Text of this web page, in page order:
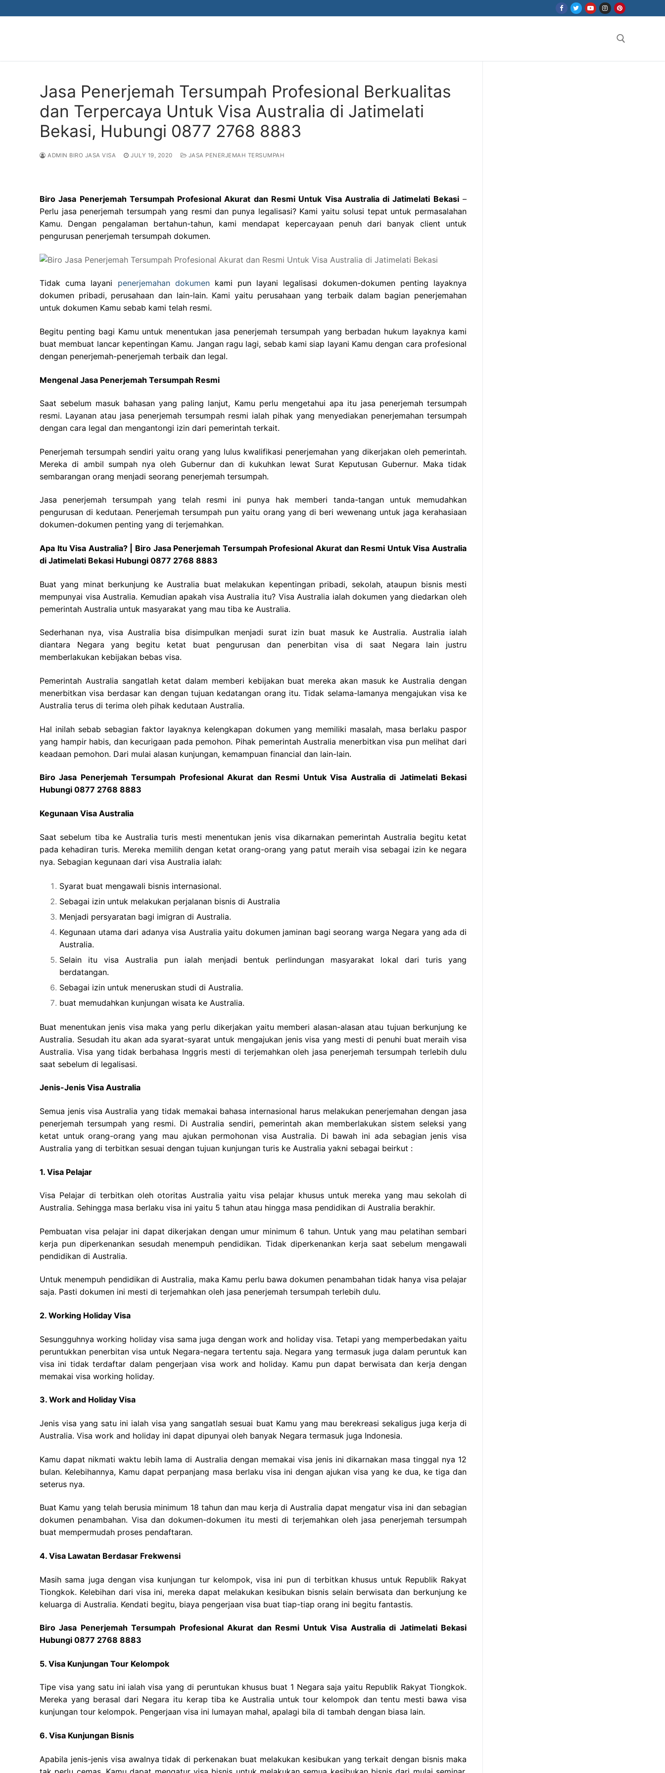
to
Jasa Penerjemah Tersumpah Profesional Berkualitas
dan Terpercaya Untuk Visa Australia di Jatimelati
Bekasi, Hubungi 0877 2768 8883
ADMIN BIRO JASA VISA JULY 19, 2020 JASA PENERJEMAH TERSUMPAH
Biro Jasa Penerjemah Tersumpah Profesional Akurat dan Resmi Untuk Visa Australia di Jatimelati Bekasi–
Perlu jasa penerjemah tersumpah yang resmi dan punya legalisasi? Kami yaitu solusi tepat untuk permasalahan
Kamu. Dengan pengalaman bertahun-tahun, kami mendapat kepercayaan penuh dari banyak client untuk
pengurusan penerjemah tersumpah dokumen.
Tidak cuma layani penerjemahan dokumenkami pun layani legalisasi dokumen-dokumen penting layaknya
dokumen pribadi, perusahaan dan lain-lain. Kami yaitu perusahaan yang terbaik dalam bagian penerjemahan
untuk dokumen Kamu sebab kami telah resmi.
Begitu penting bagi Kamu untuk menentukan jasa penerjemah tersumpah yang berbadan hukum layaknya kami
buat membuat lancar kepentingan Kamu. Jangan ragu lagi, sebab kami siap layani Kamu dengan cara profesional
dengan penerjemah-penerjemah terbaik dan legal.
Mengenal Jasa Penerjemah Tersumpah Resmi
Saat sebelum masuk bahasan yang paling lanjut, Kamu perlu mengetahui apa itu jasa penerjemah tersumpah
resmi. Layanan atau jasa penerjemah tersumpah resmi ialah pihak yang menyediakan penerjemahan tersumpah
dengan cara legal dan mengantongi izin dari pemerintah terkait.
Penerjemah tersumpah sendiri yaitu orang yang lulus kwalifikasi penerjemahan yang dikerjakan oleh pemerintah.
Mereka di ambil sumpah nya oleh Gubernur dan di kukuhkan lewat Surat Keputusan Gubernur. Maka tidak
sembarangan orang menjadi seorang penerjemah tersumpah.
Jasa penerjemah tersumpah yang telah resmi ini punya hak memberi tanda-tangan untuk memudahkan
pengurusan di kedutaan. Penerjemah tersumpah pun yaitu orang yang di beri wewenang untuk jaga kerahasiaan
dokumen-dokumen penting yang di terjemahkan.
Apa Itu Visa Australia? | Biro Jasa Penerjemah Tersumpah Profesional Akurat dan Resmi Untuk Visa Australia
di Jatimelati Bekasi Hubungi 0877 2768 8883
Buat yang minat berkunjung ke Australia buat melakukan kepentingan pribadi, sekolah, ataupun bisnis mesti
mempunyai visa Australia. Kemudian apakah visa Australia itu? Visa Australia ialah dokumen yang diedarkan oleh
pemerintah Australia untuk masyarakat yang mau tiba ke Australia.
Sederhanan nya, visa Australia bisa disimpulkan menjadi surat izin buat masuk ke Australia. Australia ialah
diantara Negara yang begitu ketat buat pengurusan dan penerbitan visa di saat Negara lain justru
memberlakukan kebijakan bebas visa.
Pemerintah Australia sangatlah ketat dalam memberi kebijakan buat mereka akan masuk ke Australia dengan
menerbitkan visa berdasar kan dengan tujuan kedatangan orang itu. Tidak selama-lamanya mengajukan visa ke
Australia terus di terima oleh pihak kedutaan Australia.
Hal inilah sebab sebagian faktor layaknya kelengkapan dokumen yang memiliki masalah, masa berlaku paspor
yang hampir habis, dan kecurigaan pada pemohon. Pihak pemerintah Australia menerbitkan visa pun melihat dari
keadaan pemohon. Dari mulai alasan kunjungan, kemampuan financial dan lain-lain.
Biro Jasa Penerjemah Tersumpah Profesional Akurat dan Resmi Untuk Visa Australia di Jatimelati Bekasi
Hubungi 0877 2768 8883
Kegunaan Visa Australia
Saat sebelum tiba ke Australia turis mesti menentukan jenis visa dikarnakan pemerintah Australia begitu ketat
pada kehadiran turis. Mereka memilih dengan ketat orang-orang yang patut meraih visa sebagai izin ke negara
nya. Sebagian kegunaan dari visa Australia ialah:
Syarat buat mengawali bisnis internasional.
Sebagai izin untuk melakukan perjalanan bisnis di Australia
Menjadi persyaratan bagi imigran di Australia.
Kegunaan utama dari adanya visa Australia yaitu dokumen jaminan bagi seorang warga Negara yang ada di
Australia.
Selain itu visa Australia pun ialah menjadi bentuk perlindungan masyarakat lokal dari turis yang
berdatangan.
Sebagai izin untuk meneruskan studi di Australia.
buat memudahkan kunjungan wisata ke Australia.
Buat menentukan jenis visa maka yang perlu dikerjakan yaitu memberi alasan-alasan atau tujuan berkunjung ke
Australia. Sesudah itu akan ada syarat-syarat untuk mengajukan jenis visa yang mesti di penuhi buat meraih visa
Australia. Visa yang tidak berbahasa Inggris mesti di terjemahkan oleh jasa penerjemah tersumpah terlebih dulu
saat sebelum di legalisasi.
Jenis-Jenis Visa Australia
Semua jenis visa Australia yang tidak memakai bahasa internasional harus melakukan penerjemahan dengan jasa
penerjemah tersumpah yang resmi. Di Australia sendiri, pemerintah akan memberlakukan sistem seleksi yang
ketat untuk orang-orang yang mau ajukan permohonan visa Australia. Di bawah ini ada sebagian jenis visa
Australia yang di terbitkan sesuai dengan tujuan kunjungan turis ke Australia yakni sebagai beirkut :
1. Visa Pelajar
Visa Pelajar di terbitkan oleh otoritas Australia yaitu visa pelajar khusus untuk mereka yang mau sekolah di
Australia. Sehingga masa berlaku visa ini yaitu 5 tahun atau hingga masa pendidikan di Australia berakhir.
Pembuatan visa pelajar ini dapat dikerjakan dengan umur minimum 6 tahun. Untuk yang mau pelatihan sembari
kerja pun diperkenankan sesudah menempuh pendidikan. Tidak diperkenankan kerja saat sebelum mengawali
pendidikan di Australia.
Untuk menempuh pendidikan di Australia, maka Kamu perlu bawa dokumen penambahan tidak hanya visa pelajar
saja. Pasti dokumen ini mesti di terjemahkan oleh jasa penerjemah tersumpah terlebih dulu.
2. Working Holiday Visa
Sesungguhnya working holiday visa sama juga dengan work and holiday visa. Tetapi yang memperbedakan yaitu
peruntukkan penerbitan visa untuk Negara-negara tertentu saja. Negara yang termasuk juga dalam peruntuk kan
visa ini tidak terdaftar dalam pengerjaan visa work and holiday. Kamu pun dapat berwisata dan kerja dengan
memakai visa working holiday.
3. Work and Holiday Visa
Jenis visa yang satu ini ialah visa yang sangatlah sesuai buat Kamu yang mau berekreasi sekaligus juga kerja di
Australia. Visa work and holiday ini dapat dipunyai oleh banyak Negara termasuk juga Indonesia.
Kamu dapat nikmati waktu lebih lama di Australia dengan memakai visa jenis ini dikarnakan masa tinggal nya 12
bulan. Kelebihannya, Kamu dapat perpanjang masa berlaku visa ini dengan ajukan visa yang ke dua, ke tiga dan
seterus nya.
Buat Kamu yang telah berusia minimum 18 tahun dan mau kerja di Australia dapat mengatur visa ini dan sebagian
dokumen penambahan. Visa dan dokumen-dokumen itu mesti di terjemahkan oleh jasa penerjemah tersumpah
buat mempermudah proses pendaftaran.
4. Visa Lawatan Berdasar Frekwensi
Masih sama juga dengan visa kunjungan tur kelompok, visa ini pun di terbitkan khusus untuk Republik Rakyat
Tiongkok. Kelebihan dari visa ini, mereka dapat melakukan kesibukan bisnis selain berwisata dan berkunjung ke
keluarga di Australia. Kendati begitu, biaya pengerjaan visa buat tiap-tiap orang ini begitu fantastis.
Biro Jasa Penerjemah Tersumpah Profesional Akurat dan Resmi Untuk Visa Australia di Jatimelati Bekasi
Hubungi 0877 2768 8883
5. Visa Kunjungan Tour Kelompok
Tipe visa yang satu ini ialah visa yang di peruntukan khusus buat 1 Negara saja yaitu Republik Rakyat Tiongkok.
Mereka yang berasal dari Negara itu kerap tiba ke Australia untuk tour kelompok dan tentu mesti bawa visa
kunjungan tour kelompok. Pengerjaan visa ini lumayan mahal, apalagi bila di tambah dengan biasa lain.
6. Visa Kunjungan Bisnis
Apabila jenis-jenis visa awalnya tidak di perkenakan buat melakukan kesibukan yang terkait dengan bisnis maka